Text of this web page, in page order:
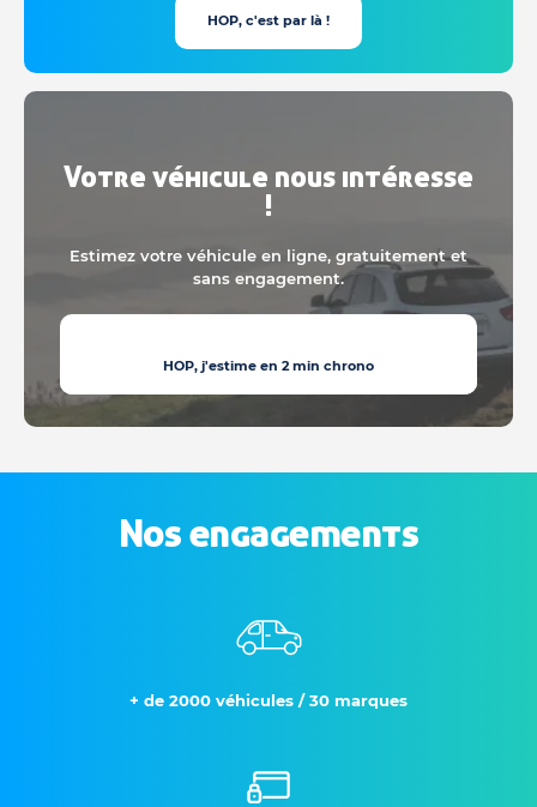
HOP, c'est par là !
Votre véhicule nous intéresse
!
Estimez votre véhicule en ligne, gratuitement et
sans engagement.
HOP, j'estime en 2 min chrono
Nos engagements
+ de 2000 véhicules / 30 marques